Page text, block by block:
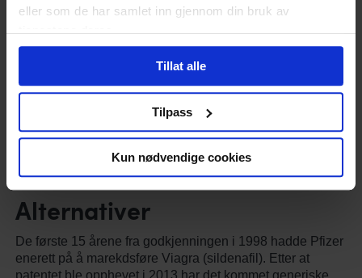
eller som de har samlet inn gjennom din bruk av
tjenestene deres.
Tillat alle
Tilpass
Kun nødvendige cookies
ofte litt kortere. Dette henger også sammen med psykiske
faktorer/stemning og lignende fordi man er avhengig av
"mental" stimulering for at ereksjonen skal
komme/vedvare/komme igjen.
Kan Viagra hjelpe mot tidlig
utløsning?
Disse medisinene hjelper ikke mot for tidlig utløsning.
Alternativer
De første 15 årene fra godkjenningen i 1998 hadde Pfizer
enerett på å marekdsføre Viagra (sildenafil). Etter at